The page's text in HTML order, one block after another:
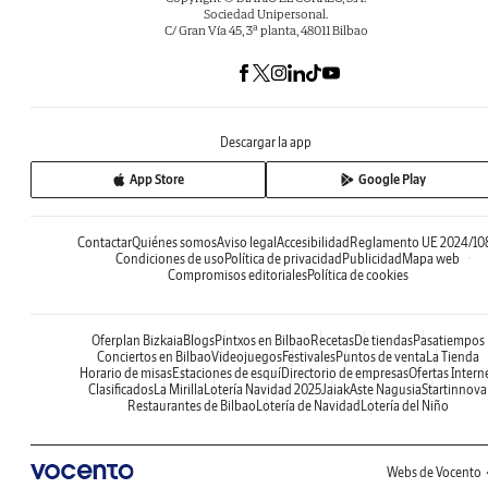
Sociedad Unipersonal.
C/ Gran Vía 45, 3ª planta, 48011 Bilbao
Descargar la app
App Store Google Play
ContactarQuiénes somosAviso legal Accesibilidad Reglamento UE 2024/
Condiciones de uso Política de privacidad Publicidad Mapa web
Compromisos editorialesPolítica de cookies
Oferplan Bizkaia BlogsPintxos en Bilbao RecetasDe tiendasPasatiempos
Conciertos en BilbaoVideojuegosFestivalesPuntos de venta La Tienda
Horario de misasEstaciones de esquíDirectorio de empresasOfertas
Clasificados La Mirilla Lotería Navidad 2025JaiakAste NagusiaStartinnova
Restaurantes de Bilbao Lotería de Navidad Lotería del Niño
Webs de Vocento